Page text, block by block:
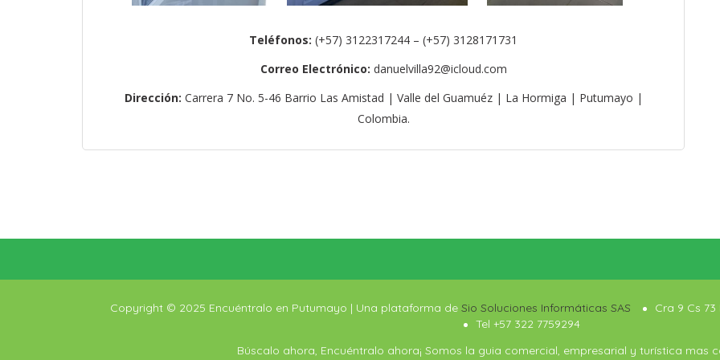
Teléfonos: (+57) 3122317244 – (+57) 3128171731
Correo Electrónico: danuelvilla92@icloud.com
Dirección: Carrera 7 No. 5-46 Barrio Las Amistad | Valle del Guamuéz | La Hormiga | Putumayo |
Colombia.
Copyright © 2025 Encuéntralo en Putumayo | Una plataforma de Sio Soluciones Informáticas SAS
Cra 9 Cs
Tel +57 322 7759294
Búscalo ahora, Encuéntralo ahora¡ Somos la guia comercial, empresarial y turística mas